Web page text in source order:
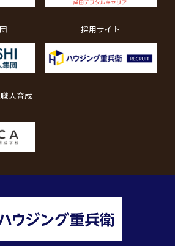
採用サイト
人育成